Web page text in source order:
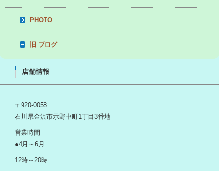
PHOTO
旧 ブログ
店舗情報
〒920-0058
石川県金沢市示野中町1丁目3番地
営業時間
●4月～6月
12時～20時